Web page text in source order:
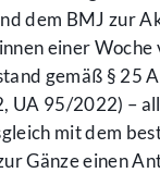
dem BMJ zur
einer
gemäß § 25
95/2022) –
mit dem
Gänze einen